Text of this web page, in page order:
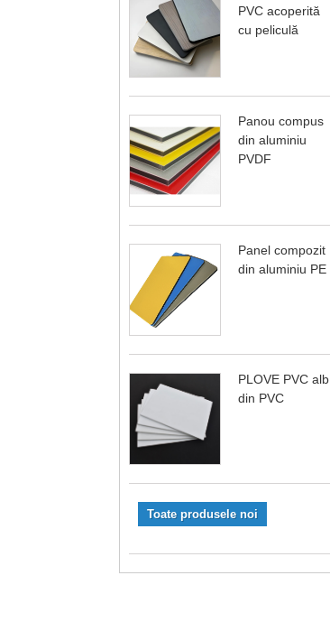
PVC acoperită
cu peliculă
Panou compus
din aluminiu
PVDF
Panel compozit
din aluminiu PE
PLOVE PVC alb
din PVC
Toate produsele noi